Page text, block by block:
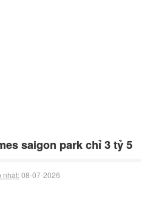
saigon park chỉ 3 tỷ 5
nhật:08-07-2026